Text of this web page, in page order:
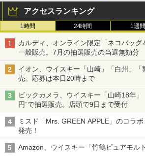
アクセスランキング
1時間 24時間 1週間
カルディ、オンライン限定「ネコバッグ
一般販売。7月の抽選販売の当選無効分
イオン、ウイスキー「山崎」「白州」「
売。応募は本日20時まで
ビックカメラ、ウイスキー「山崎18年
円”で抽選販売。店頭で9日まで受付
ミスド「Mrs. GREEN APPLE」のコラ
発売！
Amazon、ウイスキー「竹鶴ピュアモル